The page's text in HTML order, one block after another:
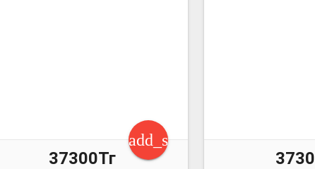
add_shopping_cart
37300Тг